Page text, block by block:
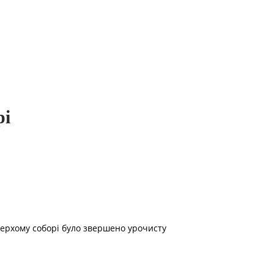
соборі було звершено урочисту